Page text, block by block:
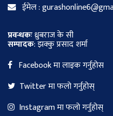
ईमेल :
प्रवन्धकःध्रुबराज के सी
सम्पादक: झक्कु प्रसाद शर्मा
Facebook मा लाइक गर्नुहोस
Twitter मा फलो गर्नुहोस्
Instagram मा फलो गर्नुहोस्